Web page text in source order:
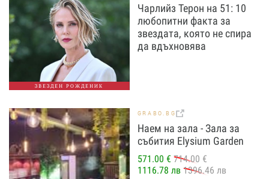
ЗВЕЗДЕН РОЖДЕНИК
Чарлийз Терон на 51: 10
любопитни факта за
звездата, която не спира
да вдъхновява
GRABO.BG
Наем на зала - Зала за
събития Elysium Garden
571.00 € 714.00 €
1116.78 лв 1396.46 лв